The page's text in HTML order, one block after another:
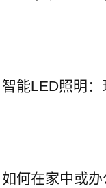
智能LED照明
如何在家中或